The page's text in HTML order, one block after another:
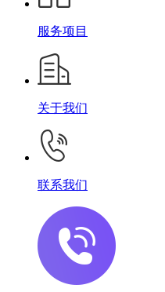
服务项目
关于我们
联系我们